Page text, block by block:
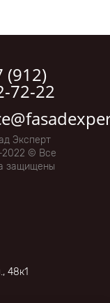
(912)
72-22
Эксперт
© Все
защищены
48к1